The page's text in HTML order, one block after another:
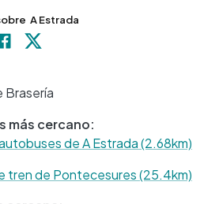
A Estrada
Brasería
más cercano:
de A Estrada (2.68km)
tren de Pontecesures (25.4km)